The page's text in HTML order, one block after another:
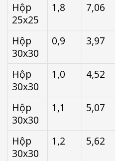
Hộp
25x25
1,8 7,06
Hộp
30x30
0,9 3,97
Hộp
30x30
1,0 4,52
Hộp
30x30
1,1 5,07
Hộp
30x30
1,2 5,62